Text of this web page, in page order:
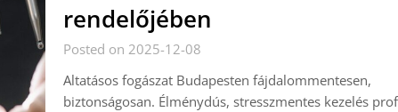
rendelőjében
Posted on 2025-12-08
Altatásos fogászat Budapesten fájdalommentesen,
biztonságosan. Élménydús, stresszmentes kezelés